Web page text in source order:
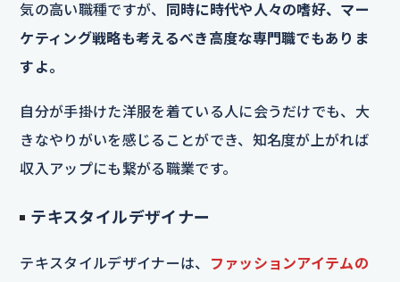
気の高い職種ですが、 同時に時代や人々の嗜好、マー
ケティング戦略も考えるべき高度な専門職でもありま
すよ。
自分が手掛けた洋服を着ている人に会うだけでも、大
きなやりがいを感じることができ、知名度が上がれば
収入アップにも繋がる職業です。
テキスタイルデザイナー
テキスタイルデザイナーは、
ファッションアイテムの